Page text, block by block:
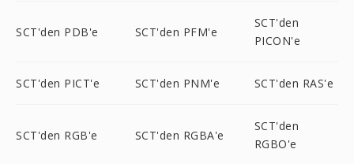
SCT'den PDB'e SCT'den PFM'e
SCT'den
PICON'e
SCT'den PICT'e SCT'den PNM'e SCT'den RAS'e
SCT'den RGB'e SCT'den RGBA'e
SCT'den
RGBO'e